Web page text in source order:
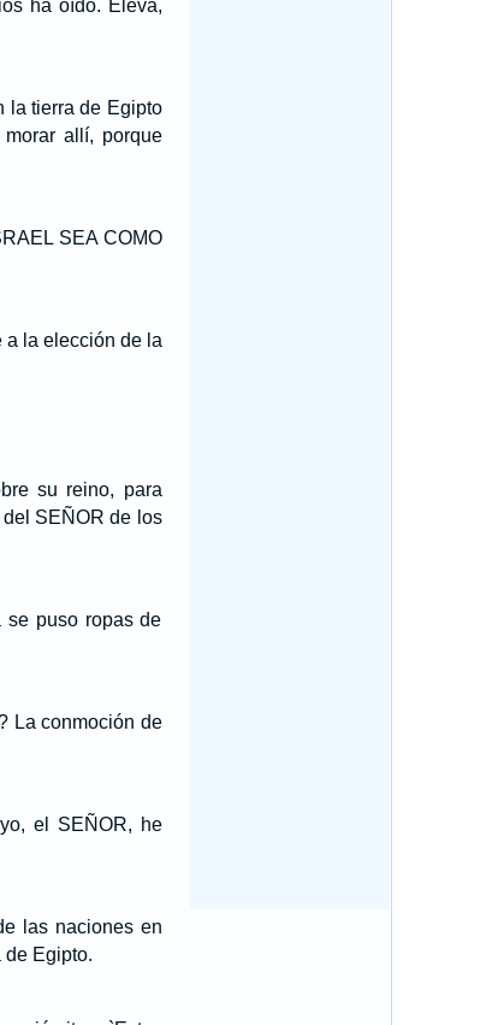
ha oído. Eleva,
la tierra de Egipto
allí, porque
SEA COMO
a la elección de la
su reino, para
SEÑOR de los
se puso ropas de
La conmoción de
el SEÑOR, he
las naciones en
Egipto.